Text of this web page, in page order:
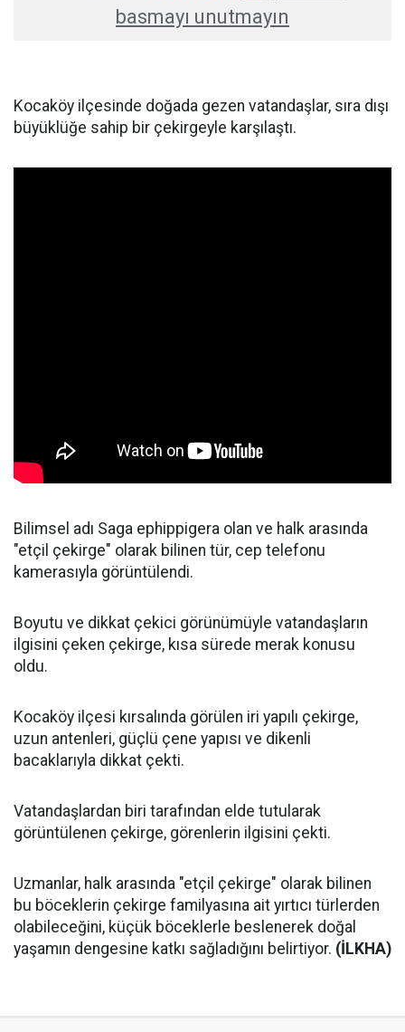
basmayı unutmayın
Kocaköy ilçesinde doğada gezen vatandaşlar, sıra dışı
büyüklüğe sahip bir çekirgeyle karşılaştı.
Bilimsel adı Saga ephippigera olan ve halk arasında
"etçil çekirge" olarak bilinen tür, cep telefonu
kamerasıyla görüntülendi.
Boyutu ve dikkat çekici görünümüyle vatandaşların
ilgisini çeken çekirge, kısa sürede merak konusu
oldu.
Kocaköy ilçesi kırsalında görülen iri yapılı çekirge,
uzun antenleri, güçlü çene yapısı ve dikenli
bacaklarıyla dikkat çekti.
Vatandaşlardan biri tarafından elde tutularak
görüntülenen çekirge, görenlerin ilgisini çekti.
Uzmanlar, halk arasında "etçil çekirge" olarak bilinen
bu böceklerin çekirge familyasına ait yırtıcı türlerden
olabileceğini, küçük böceklerle beslenerek doğal
yaşamın dengesine katkı sağladığını belirtiyor. (İLKHA)